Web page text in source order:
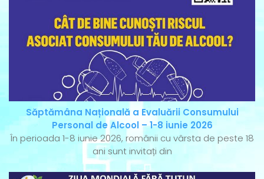
Săptămâna Națională a Evaluării Consumului
Personal de Alcool – 1-8 iunie 2026
În perioada 1-8 iunie 2026, românii cu vârsta de peste 18
ani sunt invitați din